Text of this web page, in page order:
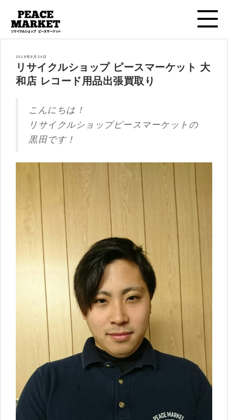
投
2018年8月24日
リサイクルショップ ピースマーケット 大
和店 レコード用品出張買取り
こんにちは！
リサイクルショップピースマーケットの
黒田です！